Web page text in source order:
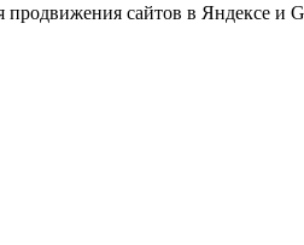
сайтов в Яндексе и